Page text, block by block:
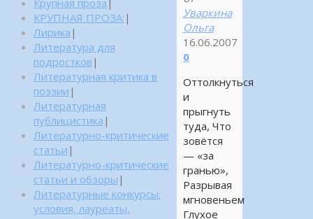
Уваркина
Ольга
16.06.2007
0
Оттолкнуться
и
прыгнуть
туда, Что
зовётся
— «за
гранью»,
Разрывая
мгновеньем
Глухое
Крупная проза |
КРУПНАЯ ПРОЗА: |
Лирика |
Литература для
подростков |
Литературная критика в
поэзии |
Литературная
публицистика |
Литературно-критические
статьи |
Литературно-критические
статьи и обзоры |
Литературные конкурсы:
условия, лауреаты,